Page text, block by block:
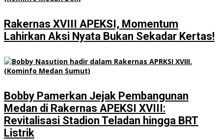
Rakernas XVIII APEKSI, Momentum
Lahirkan Aksi Nyata Bukan Sekadar Kertas!
Bobby Pamerkan Jejak Pembangunan
Medan di Rakernas APEKSI XVIII:
Revitalisasi Stadion Teladan hingga BRT
Listrik